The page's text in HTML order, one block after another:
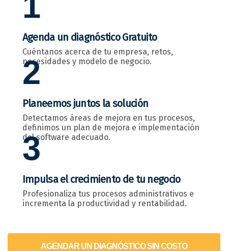
Agenda un diagnóstico Gratuito
Cuéntanos acerca de tu empresa, retos,
necesidades y modelo de negocio.
2
Planeemos juntos la solución
Detectamos áreas de mejora en tus procesos,
definimos un plan de mejora e implementación
del software adecuado.
3
Impulsa el crecimiento de tu negocio
Profesionaliza tus procesos administrativos e
incrementa la productividad y rentabilidad.
AGENDAR UN DIAGNÓSTICO SIN COSTO